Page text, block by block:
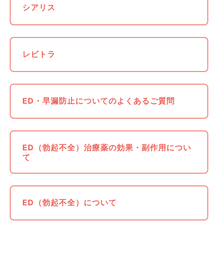
シアリス
レビトラ
ED・早漏防止についてのよくあるご質問
ED（勃起不全）治療薬の効果・副作用につい
て
ED（勃起不全）について